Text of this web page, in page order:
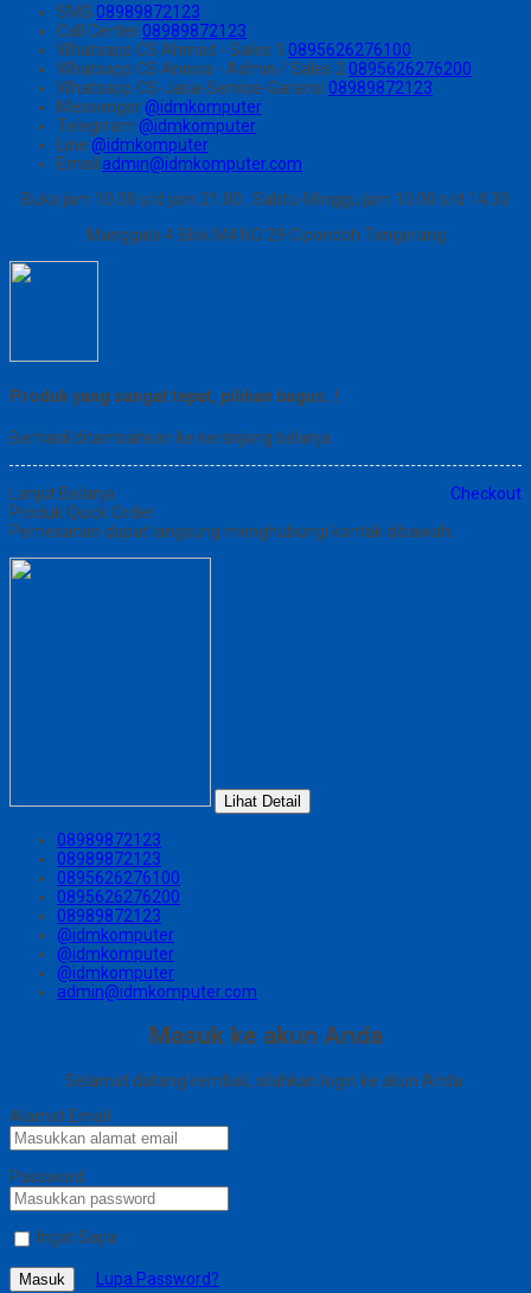
SMS 08989872123
Call Center 08989872123
Whatsapp CS Ahmad - Sales 1 0895626276100
Whatsapp CS Annisa - Admin / Sales 2 0895626276200
Whatsapp CS-Jasa-Service-Garansi 08989872123
Messenger @idmkomputer
Telegrram @idmkomputer
Line @idmkomputer
Email admin@idmkomputer.com
Buka jam 10.00 s/d jam 21.00 , Sabtu-Minggu jam 10.00 s/d 14.30
Manggala 4 Blok M4 NO 29 Cipondoh Tangerang
Produk yang sangat tepat, pilihan bagus..!
Berhasil ditambahkan ke keranjang belanja
Lanjut Belanja
Checkout
Produk Quick Order
Pemesanan dapat langsung menghubungi kontak dibawah:
Lihat Detail
08989872123
08989872123
0895626276100
0895626276200
08989872123
@idmkomputer
@idmkomputer
@idmkomputer
admin@idmkomputer.com
Masuk ke akun Anda
Selamat datang kembali, silahkan login ke akun Anda.
Alamat Email
Password
Ingat Saya
Masuk Lupa Password?